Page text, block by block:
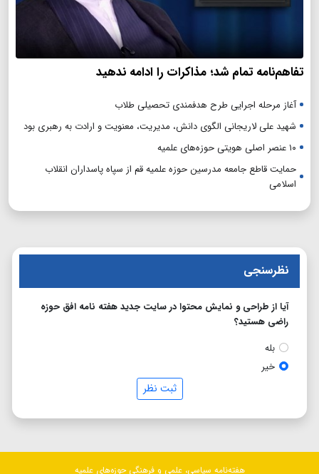
تفاهم‌نامه تمام شد؛ مذاکرات را ادامه ندهید
آغاز مرحله اجرایی طرح هدفمندی تحصیلی طلاب
شهید علی لاریجانی الگوی دانش، مدیریت، معنویت و ارادت به رهبری بود
۱۰ عنصر اصلی هویتی حوزه‌های علمیه
حمایت قاطع جامعه مدرسین حوزه علمیه قم از سپاه پاسداران انقلاب
اسلامی
نظرسنجی
آیا از طراحی و نمایش محتوا در سایت جدید هفته نامه افق حوزه
راضی هستید؟
بله
خیر
ثبت نظر
هفته‌نامه سیاسی، علمی و فرهنگی حوزه‌های علمیه